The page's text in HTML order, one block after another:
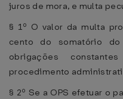
juros de mora, e multa
§ 1º O valor da multa
cento do somatório
obrigações
procedimento
§ 2º Se a OPS efetuar o